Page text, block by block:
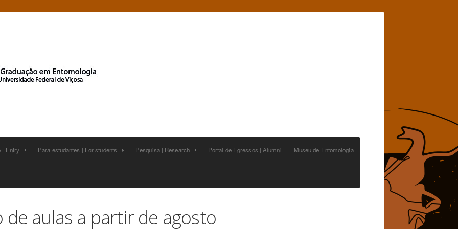
| Entry  Para estudantes | For students  Pesquisa | Research  Portal de Egressos | Alumni Museu de Entomologia
aulas a partir de agosto